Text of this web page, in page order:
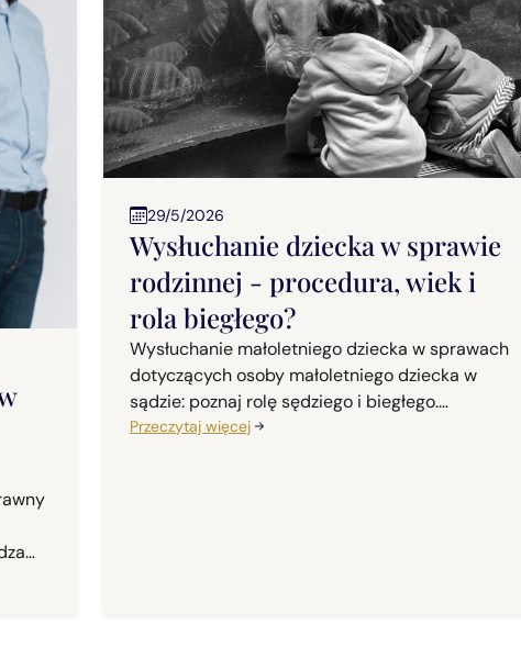
29/5/2026
Wysłuchanie dziecka w sprawie
rodzinnej - procedura, wiek i
rola biegłego?
Wysłuchanie małoletniego dziecka w sprawach
dotyczących osoby małoletniego dziecka w
sądzie: poznaj rolę sędziego i biegłego.
Praktyczne porady.
Przeczytaj więcej